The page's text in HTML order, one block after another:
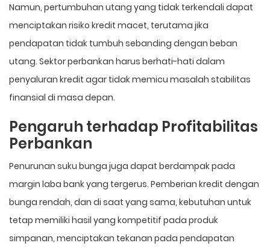
Namun, pertumbuhan utang yang tidak terkendali dapat
menciptakan risiko kredit macet, terutama jika
pendapatan tidak tumbuh sebanding dengan beban
utang. Sektor perbankan harus berhati-hati dalam
penyaluran kredit agar tidak memicu masalah stabilitas
finansial di masa depan.
Pengaruh terhadap Profitabilitas
Perbankan
Penurunan suku bunga juga dapat berdampak pada
margin laba bank yang tergerus. Pemberian kredit dengan
bunga rendah, dan di saat yang sama, kebutuhan untuk
tetap memiliki hasil yang kompetitif pada produk
simpanan, menciptakan tekanan pada pendapatan